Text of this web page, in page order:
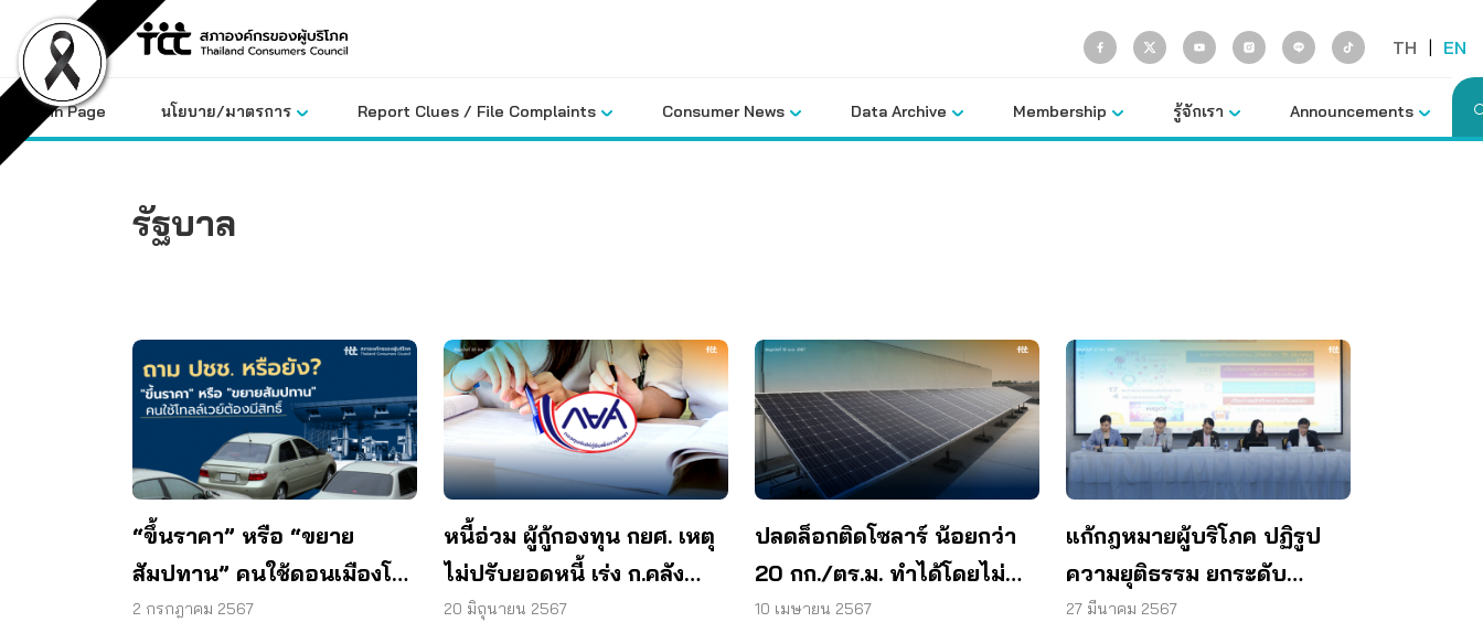
content
TH | EN
Main Page นโยบาย/มาตรการ Report Clues / File Complaints Consumer News Data Archive Membership รู้จักเรา Announcements
รัฐบาล
“ขึ้นราคา” หรือ “ขยาย
สัมปทาน” คนใช้ดอนเมืองโท
ลล์เวย์ต้องมีสิทธิ์ตัดสินใจ
2 กรกฎาคม 2567
หนี้อ่วม ผู้กู้กองทุน กยศ. เหตุ
ไม่ปรับยอดหนี้ เร่ง ก.คลัง
แก้ไขด่วน
20 มิถุนายน 2567
ปลดล็อกติดโซลาร์ น้อยกว่า
20 กก./ตร.ม. ทำได้โดยไม่
ต้องมีวิศวกรรับรอง
10 เมษายน 2567
แก้กฎหมายผู้บริโภค ปฏิรูป
ความยุติธรรม ยกระดับ
คุณภาพชีวิตและสุขภาพคน
27 มีนาคม 2567